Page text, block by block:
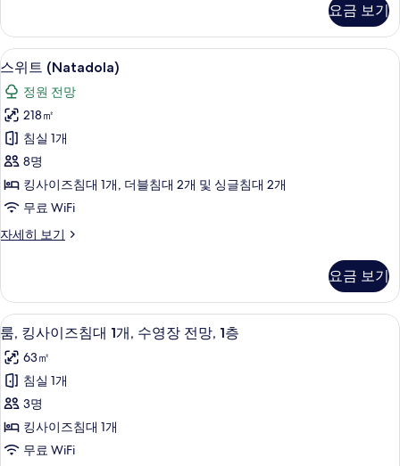
기
석
호
전
망
사
진
모
두
보
기
실
개,
코
니,
석
호
전
망
자
세
보
요금 보기
스
위
트
(Natadola)
사
진
모
두
보
스위트 (Natadola) | 고급 침구, 미니바,
17
스위트 (Natadola)
정원 전망
218㎡
침실 1개
8명
킹사이즈침대 1개, 더블침대 2개 및 싱글침대 2개
무료 WiFi
자세히 보기
스
자
세
히
보
기
요금 보기
룸,
킹
사
이
즈
침
룸, 킹사이즈침대 1개, 수영장 전망, 1
8
룸, 킹사이즈침대 1개, 수영장 전망, 1층
63㎡
침실 1개
3명
킹사이즈침대 1개
무료 WiFi